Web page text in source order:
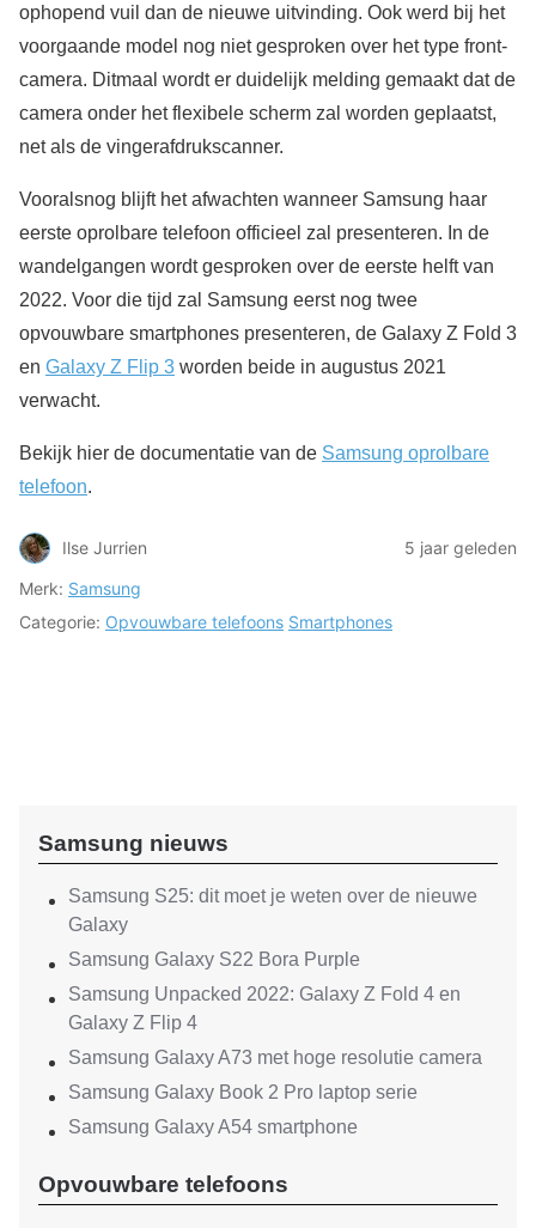
ophopend vuil dan de nieuwe uitvinding. Ook werd bij het
voorgaande model nog niet gesproken over het type front-
camera. Ditmaal wordt er duidelijk melding gemaakt dat de
camera onder het flexibele scherm zal worden geplaatst,
net als de vingerafdrukscanner.
Vooralsnog blijft het afwachten wanneer Samsung haar
eerste oprolbare telefoon officieel zal presenteren. In de
wandelgangen wordt gesproken over de eerste helft van
2022. Voor die tijd zal Samsung eerst nog twee
opvouwbare smartphones presenteren, de Galaxy Z Fold 3
en Galaxy Z Flip 3 worden beide in augustus 2021
verwacht.
Bekijk hier de documentatie van de Samsung oprolbare
telefoon.
Ilse Jurrien
5 jaar geleden
Merk: Samsung
Categorie: Opvouwbare telefoons Smartphones
Samsung nieuws
Samsung S25: dit moet je weten over de nieuwe
Galaxy
Samsung Galaxy S22 Bora Purple
Samsung Unpacked 2022: Galaxy Z Fold 4 en
Galaxy Z Flip 4
Samsung Galaxy A73 met hoge resolutie camera
Samsung Galaxy Book 2 Pro laptop serie
Samsung Galaxy A54 smartphone
Opvouwbare telefoons